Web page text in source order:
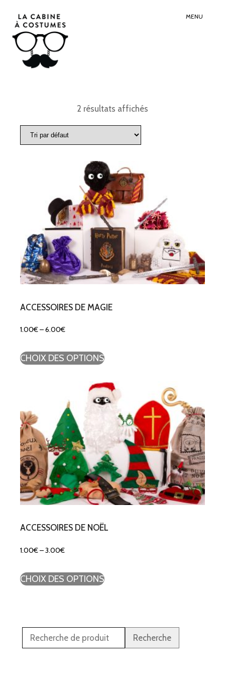
MENU
2 résultats affichés
ACCESSOIRES DE MAGIE
1.00€–6.00€
CHOIX DES OPTIONS
ACCESSOIRES DE NOËL
1.00€–3.00€
CHOIX DES OPTIONS
Recherche